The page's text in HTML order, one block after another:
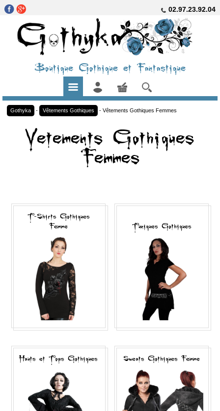
02.97.23.92.04
Boutique Gothique et Fantastique
Gothyka - Vêtements Gothiques - Vêtements Gothiques Femmes
Vetements Gothiques
Femmes
T-Shirts Gothiques
Femme Tuniques Gothiques
Hauts et Tops Gothiques Sweats Gothiques Femme